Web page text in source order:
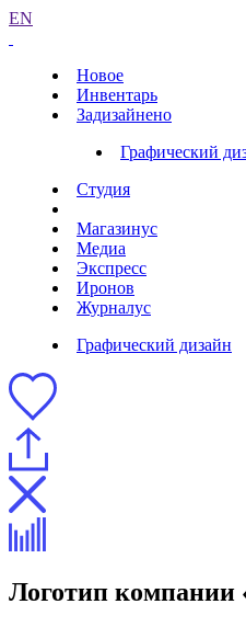
EN
Новое
Инвентарь
Задизайнено
Графический
Студия
Магазинус
Медиа
Экспресс
Иронов
Журналус
Графический дизайн
Логотип компании